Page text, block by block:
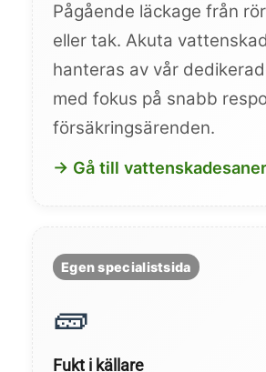
Pågående läckage från
eller tak. Akuta
hanteras av vår
med fokus på snabb
försäkringsärenden.
→ Gå till
Egen specialistsida
🧱
Fukt i källare